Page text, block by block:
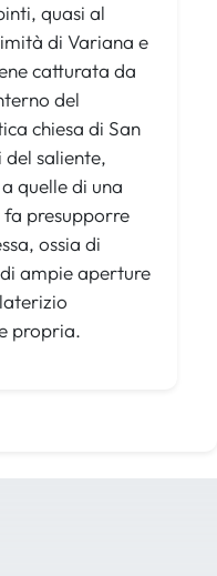
quasi al
di Variana e
catturata da
del
chiesa di San
saliente,
quelle di una
presupporre
ossia di
ampie aperture
propria.